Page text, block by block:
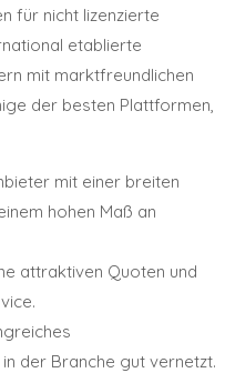
für nicht lizenzierte
etablierte
mit marktfreundlichen
der besten Plattformen,
mit einer breiten
hohen Maß an
attraktiven Quoten und
der Branche gut vernetzt.